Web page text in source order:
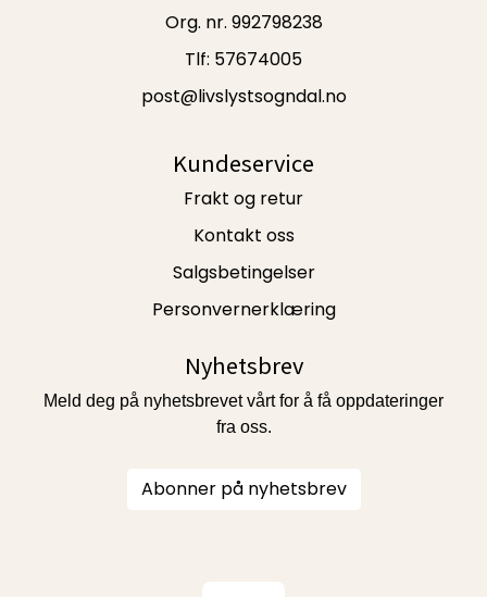
Org. nr. 992798238
Tlf: 57674005
post@livslystsogndal.no
Kundeservice
Frakt og retur
Kontakt oss
Salgsbetingelser
Personvernerklæring
Nyhetsbrev
Meld deg på nyhetsbrevet vårt for å få oppdateringer
fra oss.
Abonner på nyhetsbrev